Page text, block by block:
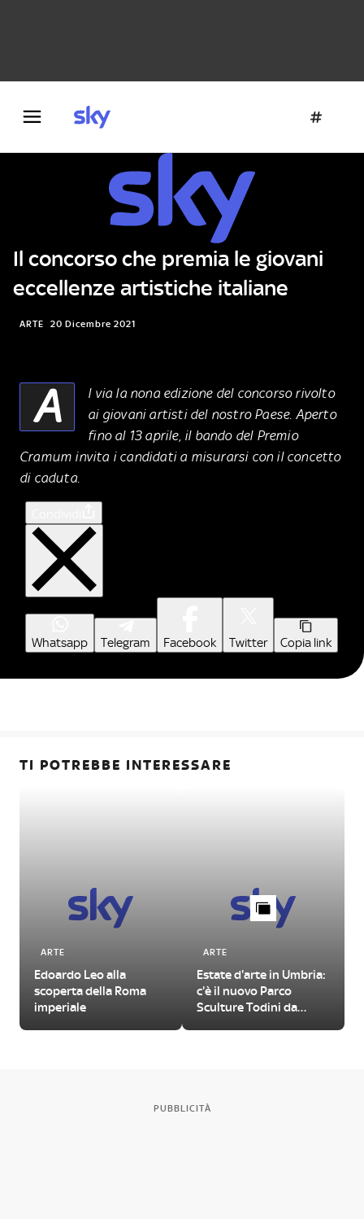
Il concorso che premia le giovani
eccellenze artistiche italiane
ARTE 20 Dicembre 2021
A
l via la nona edizione del concorso rivolto
ai giovani artisti del nostro Paese. Aperto
fino al 13 aprile, il bando del Premio
Cramum invita i candidati a misurarsi con il concetto
di caduta.
Whatsapp Telegram Facebook Twitter Copia link
TI POTREBBE INTERESSARE
ARTE
Edoardo Leo alla
scoperta della Roma
imperiale
ARTE
Estate d'arte in Umbria:
c'è il nuovo Parco
Sculture Todini da
PUBBLICITÀ